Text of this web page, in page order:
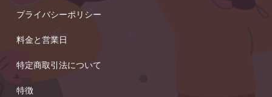
プライバシーポリシー
料金と営業日
特定商取引法について
特徴